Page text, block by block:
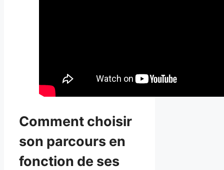
Comment choisir
son parcours en
fonction de ses